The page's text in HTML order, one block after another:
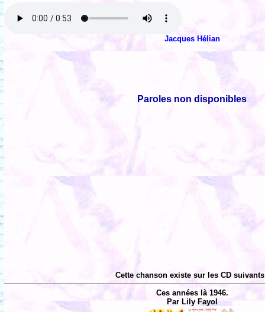
Jacques Hélian
Paroles non disponibles
Cette chanson existe sur les CD
Ces années là 1946.
Par Lily Fayol